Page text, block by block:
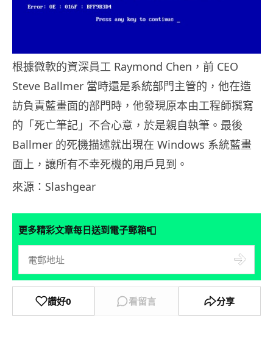
根據微軟的資深員工 Raymond Chen，前 CEO
Steve Ballmer 當時還是系統部門主管的，他在造
訪負責藍畫面的部門時，他發現原本由工程師撰寫
的「死亡筆記」不合心意，於是親自執筆。最後
Ballmer 的死機描述就出現在 Windows 系統藍畫
面上，讓所有不幸死機的用戶見到。
來源：Slashgear
更多精彩文章每日送到電子郵箱📮
讚好0 看留言 分享